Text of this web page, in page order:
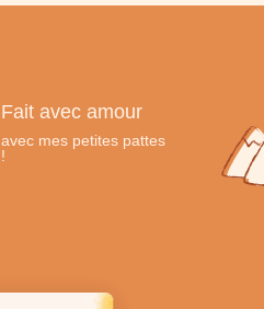
Fait avec amour
avec mes petites pattes
!